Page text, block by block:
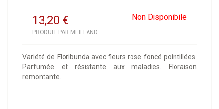
13,20 Non Disponibile
€
PRODUIT PAR MEILLAND
Variété de Floribunda avec fleurs rose foncé pointillées.
Parfumée et résistante aux maladies. Floraison
remontante.